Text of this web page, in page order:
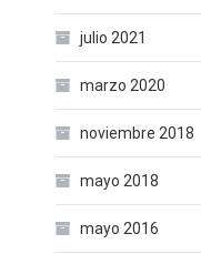
julio 2021
marzo 2020
noviembre 2018
mayo 2018
mayo 2016